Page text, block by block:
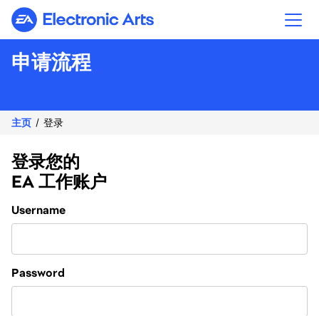
Electronic Arts
申请流程
主页 登录
登录您的
EA 工作账户
Login
Username
Password